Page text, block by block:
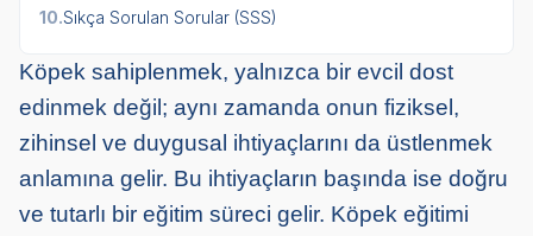
10.Sıkça Sorulan Sorular (SSS)
Köpek sahiplenmek, yalnızca bir evcil dost
edinmek değil; aynı zamanda onun fiziksel,
zihinsel ve duygusal ihtiyaçlarını da üstlenmek
anlamına gelir. Bu ihtiyaçların başında ise doğru
ve tutarlı bir eğitim süreci gelir. Köpek eğitimi